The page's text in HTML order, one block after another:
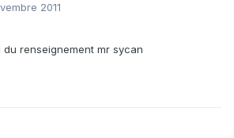
2011
renseignement mr sycan